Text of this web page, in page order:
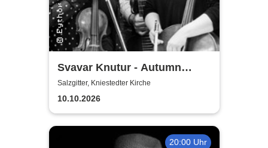
Svavar Knutur - Autumn
String Trio Tour
Salzgitter, Kniestedter Kirche
10.10.2026
20:00 Uhr